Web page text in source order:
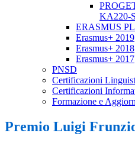
KA220-
ERASMUS
Erasmus+ 2019
Erasmus+ 2018
Erasmus+ 2017
PNSD
Certificazioni
Certificazioni
Formazione e
Premio Luigi